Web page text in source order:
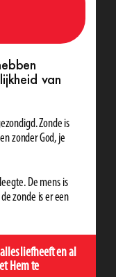
van
Zonde is
zonder God, je
De mens is
zonde is er een
liefheeft en al
Hem te